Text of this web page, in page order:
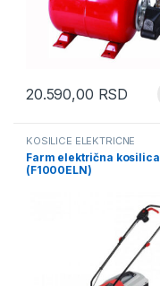
20.590,00 RSD
KOSILICE ELEKTRIČNE
Farm električna kosilica
(F1000ELN)